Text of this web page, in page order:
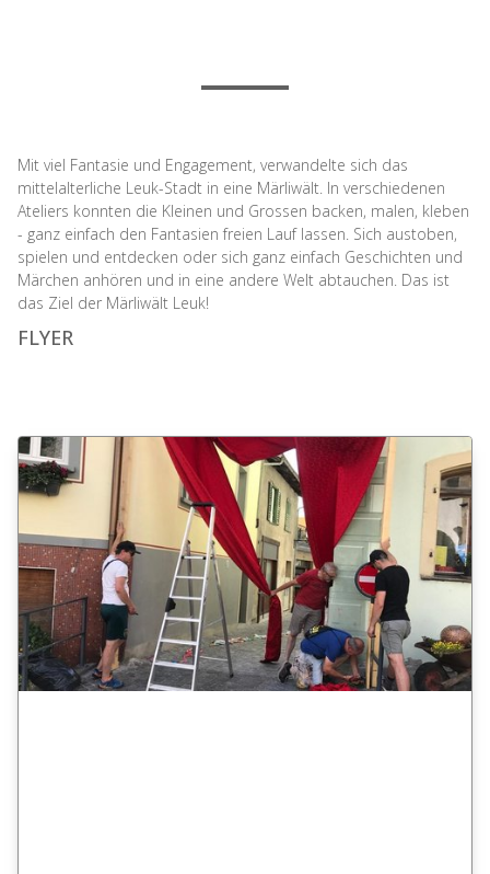
Mit viel Fantasie und Engagement, verwandelte sich das
mittelalterliche Leuk-Stadt in eine Märliwält. In verschiedenen
Ateliers konnten die Kleinen und Grossen backen, malen, kleben
- ganz einfach den Fantasien freien Lauf lassen. Sich austoben,
spielen und entdecken oder sich ganz einfach Geschichten und
Märchen anhören und in eine andere Welt abtauchen. Das ist
das Ziel der Märliwält Leuk!
FLYER